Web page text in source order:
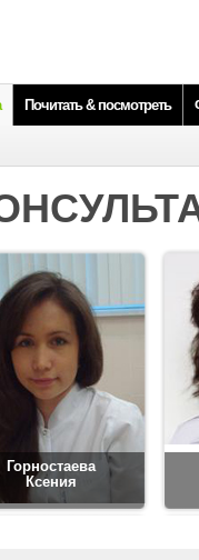
Почитать & посмотреть
Горностаева
Ксения